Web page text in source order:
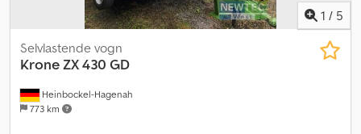
1 / 5
Heinbockel-Hagenah
773 km
Selvlastende vogn
KroneZX 430 GD